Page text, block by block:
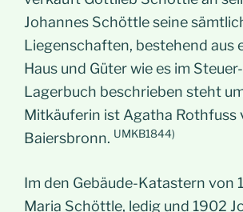
Johannes Schöttle seine
Liegenschaften, bestehend aus
Haus und Güter wie es im
Lagerbuch beschrieben steht
Mitkäuferin ist Agatha Rothfuss
Baiersbronn. UMKB1844)
Im den Gebäude-Katastern von
Maria Schöttle, ledig und 1902